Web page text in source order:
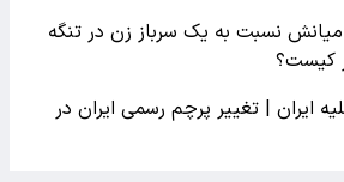
نسبت به یک سرباز زن در تنگه
کیست؟
ایران | تغییر پرچم رسمی ایران در